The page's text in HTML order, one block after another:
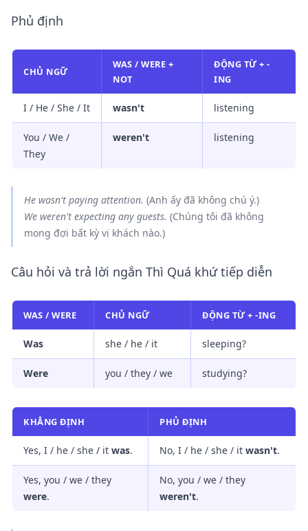
Phủ định
CHỦ NGỮ
WAS / WERE +
NOT
ĐỘNG TỪ + -
ING
I / He / She / It wasn't listening
You / We /
They
weren't listening
He wasn't paying attention. (Anh ấy đã không chú ý.)
We weren't expecting any guests. (Chúng tôi đã không
mong đợi bất kỳ vị khách nào.)
Câu hỏi và trả lời ngắn Thì Quá khứ tiếp diễn
WAS / WERE CHỦ NGỮ ĐỘNG TỪ + -ING
Was she / he / it sleeping?
Were you / they / we studying?
KHẲNG ĐỊNH PHỦ ĐỊNH
Yes, I / he / she / it was. No, I / he / she / it wasn't.
Yes, you / we / they
were.
No, you / we / they
weren't.